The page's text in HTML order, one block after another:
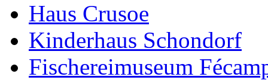
Haus Crusoe
Kinderhaus Schondorf
Fischereimuseum